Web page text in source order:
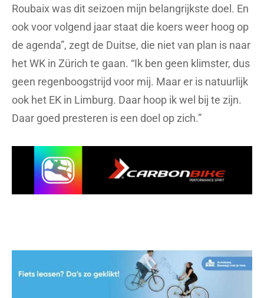
Roubaix was dit seizoen mijn belangrijkste doel. En
ook voor volgend jaar staat die koers weer hoog op
de agenda”, zegt de Duitse, die niet van plan is naar
het WK in Zürich te gaan. “Ik ben geen klimster, dus
geen regenboogstrijd voor mij. Maar er is natuurlijk
ook het EK in Limburg. Daar hoop ik wel bij te zijn.
Daar goed presteren is een doel op zich.”